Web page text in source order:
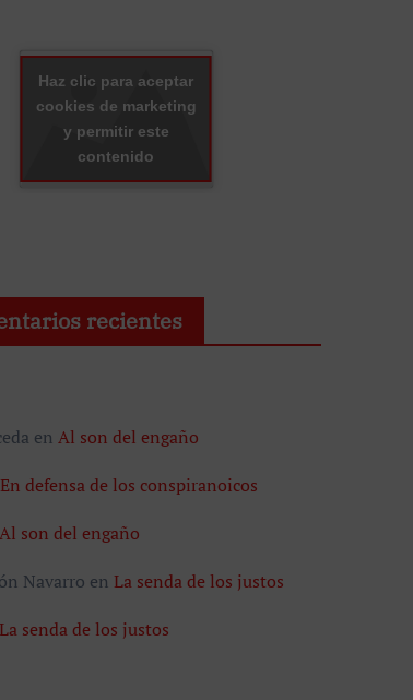
Haz clic para aceptar
cookies de marketing
y permitir este
contenido
recientes
en Al son del engaño
En defensa de los conspiranoicos
Al son del engaño
Navarro en La senda de los justos
La senda de los justos